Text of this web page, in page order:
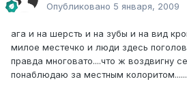
Опубликовано 5 января, 2009
ага и на шерсть и на зубы и на вид
милое местечко и люди здесь
правда многовато....что ж воздвигну
понаблюдаю за местным